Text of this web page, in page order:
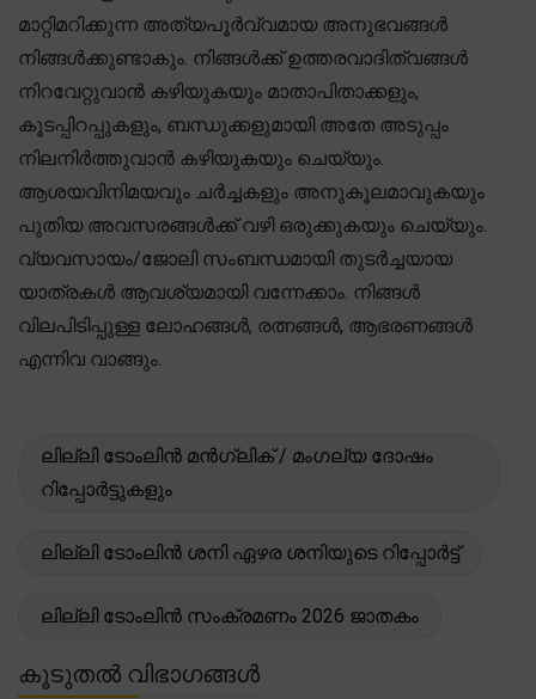
മാറ്റിമറിക്കുന്ന അത്യപൂർവ്വമായ അനുഭവങ്ങൾ
നിങ്ങൾക്കുണ്ടാകും. നിങ്ങൾക്ക് ഉത്തരവാദിത്വങ്ങൾ
നിറവേറ്റുവാൻ കഴിയുകയും മാതാപിതാക്കളും,
കൂടപ്പിറപ്പുകളും, ബന്ധുക്കളുമായി അതേ അടുപ്പം
നിലനിർത്തുവാൻ കഴിയുകയും ചെയ്യും.
ആശയവിനിമയവും ചർച്ചകളും അനുകൂലമാവുകയും
പുതിയ അവസരങ്ങൾക്ക് വഴി ഒരുക്കുകയും ചെയ്യും.
വ്യവസായം/ജോലി സംബന്ധമായി തുടർച്ചയായ
യാത്രകൾ ആവശ്യമായി വന്നേക്കാം. നിങ്ങൾ
വിലപിടിപ്പുള്ള ലോഹങ്ങൾ, രത്നങ്ങൾ, ആഭരണങ്ങൾ
എന്നിവ വാങ്ങും.
ലില്ലി ടോംലിൻ മൻഗ്ലിക് / മംഗല്യ ദോഷം
റിപ്പോർട്ടുകളും
ലില്ലി ടോംലിൻ ശനി ഏഴര ശനിയുടെ റിപ്പോർട്ട്
ലില്ലി ടോംലിൻ സംക്രമണം 2026 ജാതകം
കൂടുതൽ വിഭാഗങ്ങൾ